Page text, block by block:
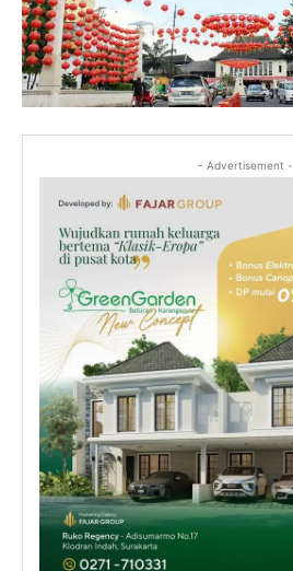
- Advertisement -